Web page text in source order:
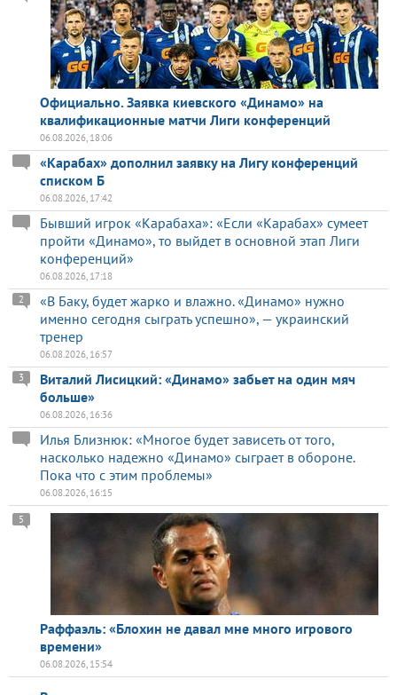
Официально. Заявка киевского «Динамо» на
квалификационные матчи Лиги конференций
06.08.2026, 18:06
«Карабах» дополнил заявку на Лигу конференций
списком Б
06.08.2026, 17:42
Бывший игрок «Карабаха»: «Если «Карабах» сумеет
пройти «Динамо», то выйдет в основной этап Лиги
конференций»
06.08.2026, 17:18
«В Баку, будет жарко и влажно. «Динамо» нужно
именно сегодня сыграть успешно», — украинский
тренер
2
06.08.2026, 16:57
Виталий Лисицкий: «Динамо» забьет на один мяч
больше»
3
06.08.2026, 16:36
Илья Близнюк: «Многое будет зависеть от того,
насколько надежно «Динамо» сыграет в обороне.
Пока что с этим проблемы»
06.08.2026, 16:15
Раффаэль: «Блохин не давал мне много игрового
времени»
5
06.08.2026, 15:54